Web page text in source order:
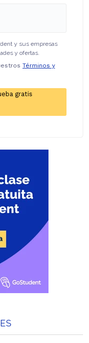
y sus empresas
y ofertas.
Términos y